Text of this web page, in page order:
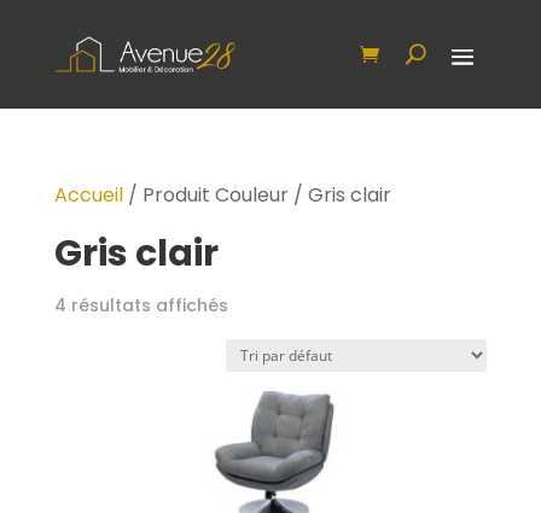
Accueil/ Produit Couleur / Gris clair
Gris clair
4 résultats affichés